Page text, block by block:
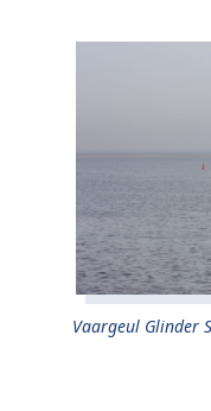
Vaargeul Glinder